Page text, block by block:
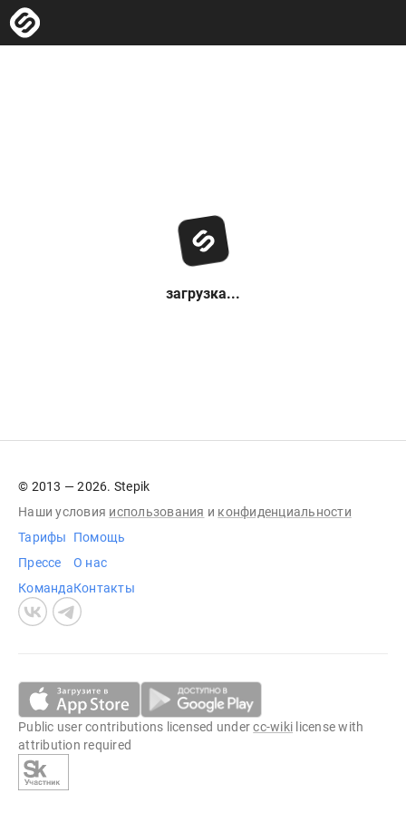
загрузка...
© 2013 — 2026. Stepik
Наши условия использования и конфиденциальности
Тарифы
Прессе
Команда
Помощь
О нас
Контакты
Public user contributions licensed undercc-wiki license with
attribution required